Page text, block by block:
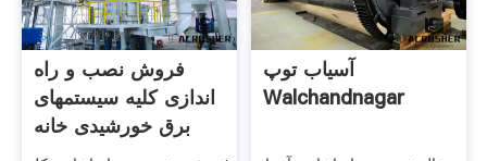
فروش نصب و راه
اندازی کلیه سیستمهای
برق خورشیدی خانه
سبز
آسیاب توپ
Walchandnagar